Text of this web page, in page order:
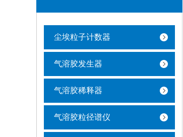
尘埃粒子计数器
气溶胶发生器
气溶胶稀释器
气溶胶粒径谱仪